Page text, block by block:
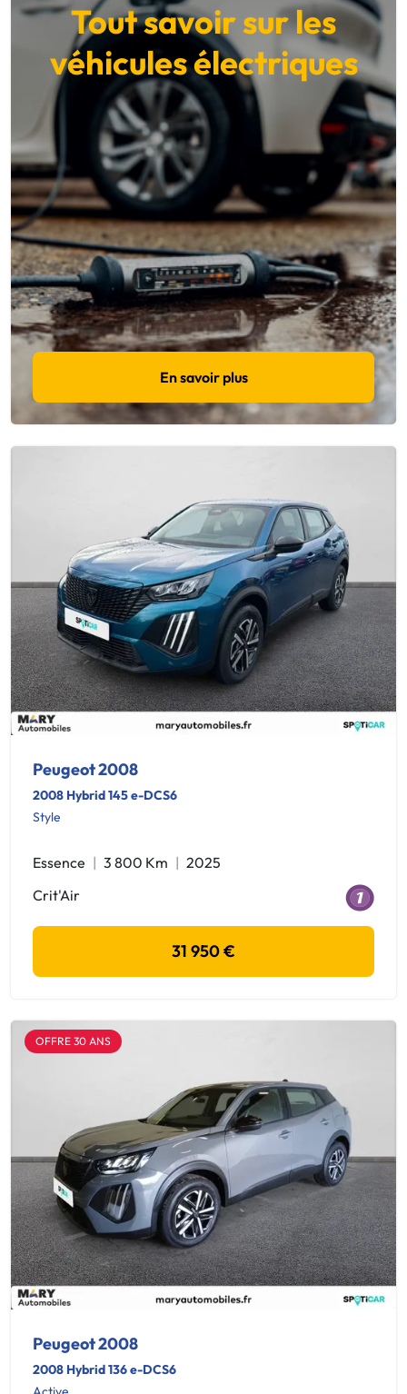
Tout savoir sur les
véhicules électriques
En savoir plus
Peugeot 2008
2008 Hybrid 145 e-DCS6
Style
Essence 3 800 Km
2025
Crit'Air
31 950 €
OFFRE 30 ANS
Peugeot 2008
2008 Hybrid 136 e-DCS6